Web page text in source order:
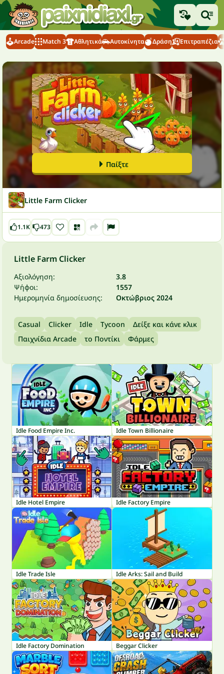
Arcade Match 3 Αθλητικά Αυτοκίνητα Δράση Επιτραπέζια
Παίξτε
Little Farm Clicker
1.1K 473
Little Farm Clicker
Αξιολόγηση:
3.8
Ψήφοι:
1557
Ημερομηνία δημοσίευσης:
Οκτώβριος 2024
Casual Clicker Idle Tycoon
Δείξε και κάνε κλικ
Παιχνίδια Arcade
το Ποντίκι Φάρμες
Idle Food Empire Inc. Idle Town Billionaire
Idle Hotel Empire Idle Factory Empire
Idle Trade Isle Idle Arks: Sail and Build
Idle Factory Domination Beggar Clicker